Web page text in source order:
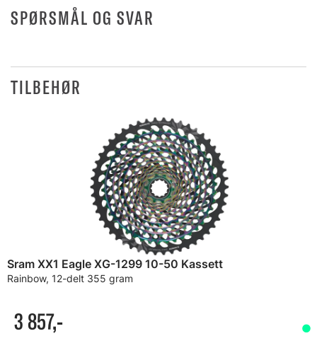
SPØRSMÅL OG SVAR
TILBEHØR
Sram XX1 Eagle XG-1299 10-50 Kassett
Rainbow, 12-delt 355 gram
3 857,-